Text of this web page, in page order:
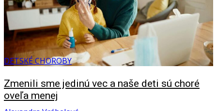
DETSKÉ CHOROBY
Zmenili sme jedinú vec a naše deti sú choré
oveľa menej